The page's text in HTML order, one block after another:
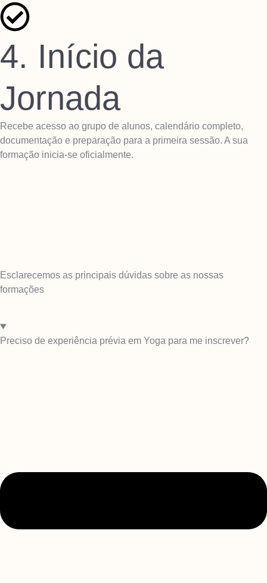
4. Início da
Jornada
Recebe acesso ao grupo de alunos, calendário completo,
documentação e preparação para a primeira sessão. A sua
formação inicia-se oficialmente.
Esclarecemos as principais dúvidas sobre as nossas
formações
Preciso de experiência prévia em Yoga para me inscrever?